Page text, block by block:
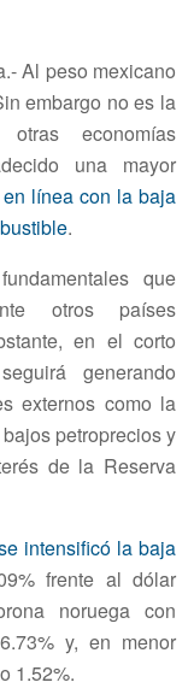
Al peso mexicano
embargo no es la
economías
una mayor
en línea con la baja
.
que
otros países
en el corto
generando
externos como la
petroprecios y
de la Reserva
intensificó la baja
frente al dólar
noruega con
y, en menor
1.52%.